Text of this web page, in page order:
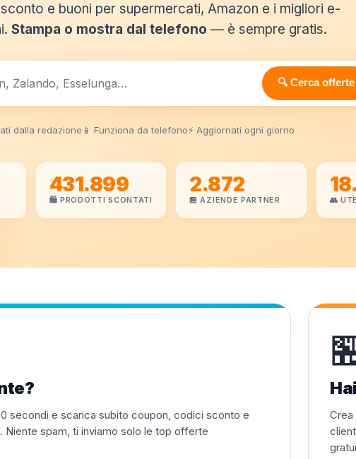
e buoni per supermercati, Amazon e i migliori e-
Stampa o mostra dal telefono — è sempre gratis.
🔍 Cerca offerte
dalla redazione 📱 Funziona da telefono⚡ Aggiornati ogni giorno
431.899
🛍️ PRODOTTI SCONTATI
2.872
🏪 AZIENDE PARTNER 👥
secondi e scarica subito coupon, codici sconto e
spam, ti inviamo solo le top offerte
Crea